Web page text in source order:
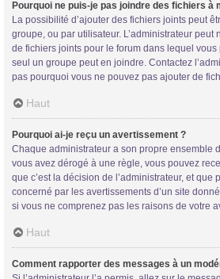
Pourquoi ne puis-je pas joindre des fichiers à
La possibilité d’ajouter des fichiers joints peut
groupe, ou par utilisateur. L’administrateur peut
de fichiers joints pour le forum dans lequel vous
seul un groupe peut en joindre. Contactez
pas pourquoi vous ne pouvez pas ajouter de
Haut
Pourquoi ai-je reçu un avertissement ?
Chaque administrateur a son propre ensemble
vous avez dérogé à une règle, vous pouvez
que c’est la décision de l’administrateur, et que
concerné par les avertissements d’un site
si vous ne comprenez pas les raisons de votre
Haut
Comment rapporter des messages à un